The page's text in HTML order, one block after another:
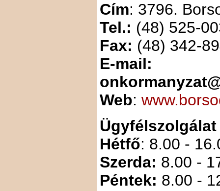
Cím: 3796.
Tel.: (48) 525-
Fax: (48) 342-
E-mail:
Web:
Ügyfélszolgálat
Hétfő: 8.00 -
Szerda: 8.00 -
Péntek: 8.00 -